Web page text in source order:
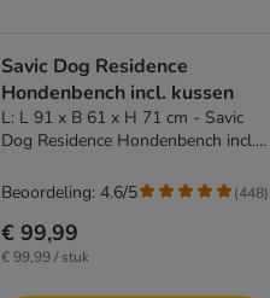
Savic Dog Residence
Hondenbench incl. kussen
L: L 91 x B 61 x H 71 cm - Savic
Dog Residence Hondenbench incl.
€ 99,99
€ 99,99 / stuk
Beoordeling: 4.6/5 (448)